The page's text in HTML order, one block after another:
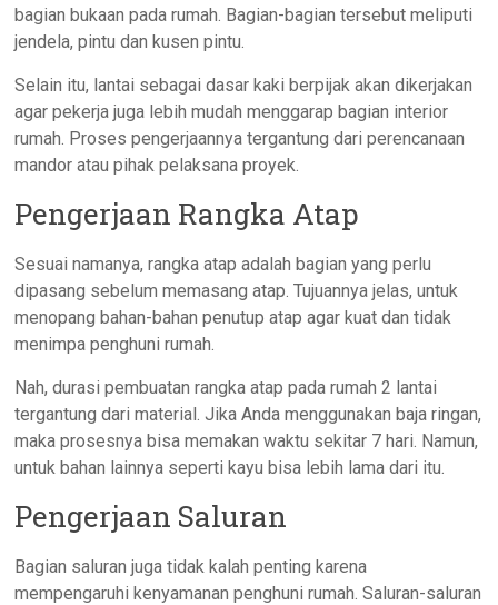
bagian bukaan pada rumah. Bagian-bagian tersebut meliputi
jendela, pintu dan kusen pintu.
Selain itu, lantai sebagai dasar kaki berpijak akan dikerjakan
agar pekerja juga lebih mudah menggarap bagian interior
rumah. Proses pengerjaannya tergantung dari perencanaan
mandor atau pihak pelaksana proyek.
Pengerjaan Rangka Atap
Sesuai namanya, rangka atap adalah bagian yang perlu
dipasang sebelum memasang atap. Tujuannya jelas, untuk
menopang bahan-bahan penutup atap agar kuat dan tidak
menimpa penghuni rumah.
Nah, durasi pembuatan rangka atap pada rumah 2 lantai
tergantung dari material. Jika Anda menggunakan baja ringan,
maka prosesnya bisa memakan waktu sekitar 7 hari. Namun,
untuk bahan lainnya seperti kayu bisa lebih lama dari itu.
Pengerjaan Saluran
Bagian saluran juga tidak kalah penting karena
mempengaruhi kenyamanan penghuni rumah. Saluran-saluran